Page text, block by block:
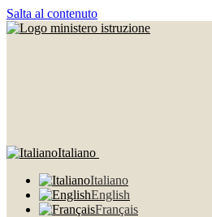
Salta al contenuto
Italiano
Italiano
English
Français